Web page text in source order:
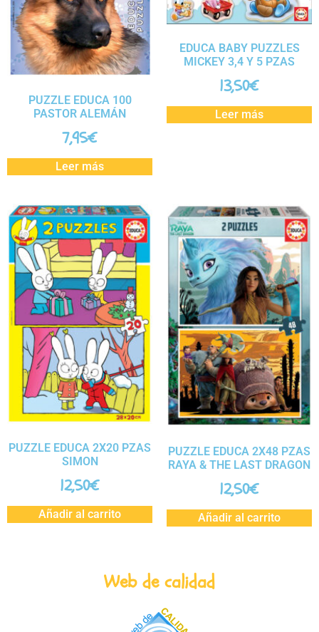
PUZZLE EDUCA 100
PASTOR ALEMÁN
7,95€
Leer más
EDUCA BABY PUZZLES
MICKEY 3,4 Y 5 PZAS
13,50€
Leer más
PUZZLE EDUCA 2X20 PZAS
SIMON
12,50€
Añadir al carrito
PUZZLE EDUCA 2X48 PZAS
RAYA & THE LAST DRAGON
12,50€
Añadir al carrito
Web de calidad